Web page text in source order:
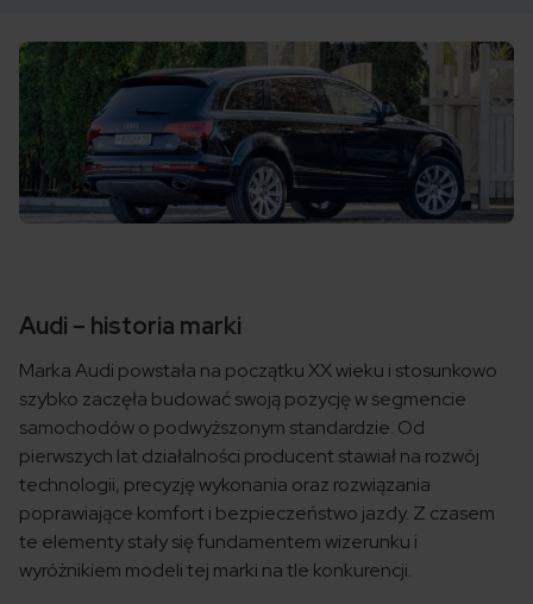
Audi – historia marki
Marka Audi powstała na początku XX wieku i stosunkowo
szybko zaczęła budować swoją pozycję w segmencie
samochodów o podwyższonym standardzie. Od
pierwszych lat działalności producent stawiał na rozwój
technologii, precyzję wykonania oraz rozwiązania
poprawiające komfort i bezpieczeństwo jazdy. Z czasem
te elementy stały się fundamentem wizerunku i
wyróżnikiem modeli tej marki na tle konkurencji.